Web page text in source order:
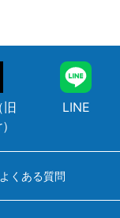
旧
LINE
よくある質問